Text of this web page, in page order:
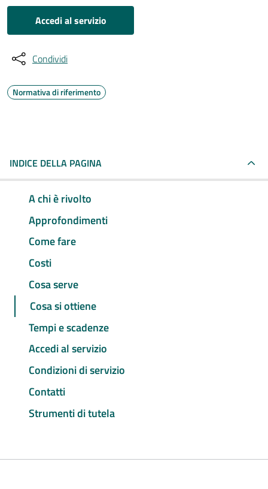
Accedi al servizio
Condividi
Normativa di riferimento
INDICE DELLA PAGINA
A chi è rivolto
Approfondimenti
Come fare
Costi
Cosa serve
Cosa si ottiene
Tempi e scadenze
Accedi al servizio
Condizioni di servizio
Contatti
Strumenti di tutela